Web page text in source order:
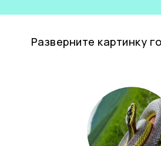
Разверните картинку